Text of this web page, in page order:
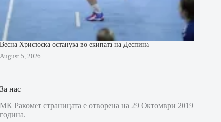
Весна Христоска останува во екипата на Деспина
August 5, 2026
За нас
МК Ракомет страницата е отворена на 29 Октомври 2019
година.